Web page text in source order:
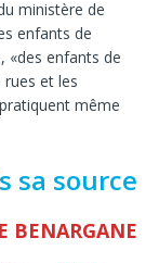
ministère de
enfants de
«des enfants de
rues et les
même
sa source
BENARGANE